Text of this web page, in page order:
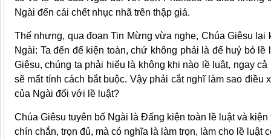
Ngài đến cái chết nhục nhã trên thập giá.
Thế nhưng, qua đoạn Tin Mừng vừa nghe, Chúa Giêsu
Ngài: Ta đến để kiện toàn, chứ không phải là để huỷ bỏ
Giêsu, chúng ta phải hiểu là không khi nào lề luật, ngay
sẽ mất tính cách bắt buộc. Vậy phải cắt nghĩ làm sao
của Ngài đối với lề luật?
Chúa Giêsu tuyên bố Ngài là Đấng kiện toàn lề luật và
chín chắn, trọn đủ, mà có nghĩa là làm trọn, làm cho lề luật